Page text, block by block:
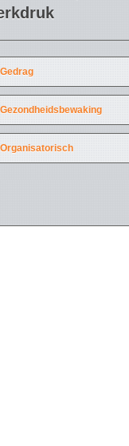
Gedrag
Gezondheidsbewaking
Organisatorisch